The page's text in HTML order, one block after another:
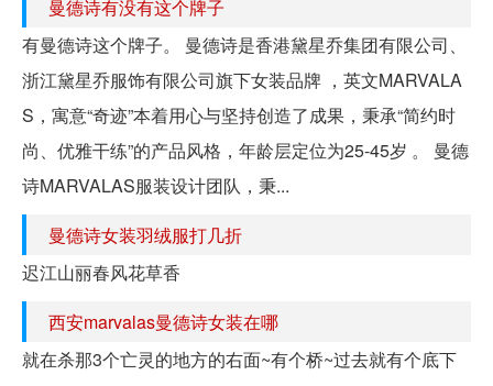
曼德诗有没有这个牌子
有曼德诗这个牌子。 曼德诗是香港黛星乔集团有限公司、
浙江黛星乔服饰有限公司旗下女装品牌 ，英文MARVALA
S，寓意“奇迹”本着用心与坚持创造了成果，秉承“简约时
尚、优雅干练”的产品风格，年龄层定位为25-45岁 。 曼德
诗MARVALAS服装设计团队，秉...
曼德诗女装羽绒服打几折
迟江山丽春风花草香
西安marvalas曼德诗女装在哪
就在杀那3个亡灵的地方的右面~有个桥~过去就有个底下